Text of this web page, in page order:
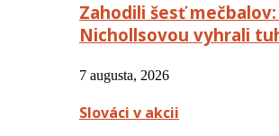
Zahodili šesť
Nichollsovou vyhrali
7 augusta, 2026
Slováci v akcii